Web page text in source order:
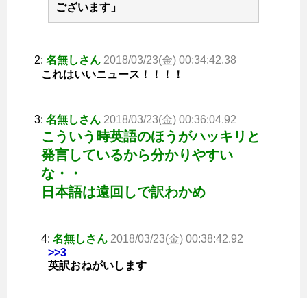
ございます」
2: 名無しさん 2018/03/23(金) 00:34:42.38
これはいいニュース！！！！
3: 名無しさん 2018/03/23(金) 00:36:04.92
こういう時英語のほうがハッキリと
発言しているから分かりやすい
な・・
日本語は遠回しで訳わかめ
4: 名無しさん 2018/03/23(金) 00:38:42.92
>>3
英訳おねがいします